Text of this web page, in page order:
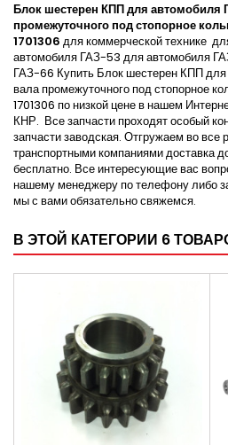
Блок шестерен КПП для автомобиля
промежуточного под стопорное
1701306 для коммерческой технике
автомобиля ГАЗ-53 для автомобиля
ГАЗ-66 Купить Блок шестерен КПП
вала промежуточного под стопорное
1701306 по низкой цене в нашем
КНР. Все запчасти проходят особый
запчасти заводская. Отгружаем во все
транспортными компаниями доставка
бесплатно. Все интересующие вас
нашему менеджеру по телефону либо
мы с вами обязательно свяжемся.
В ЭТОЙ КАТЕГОРИИ 6